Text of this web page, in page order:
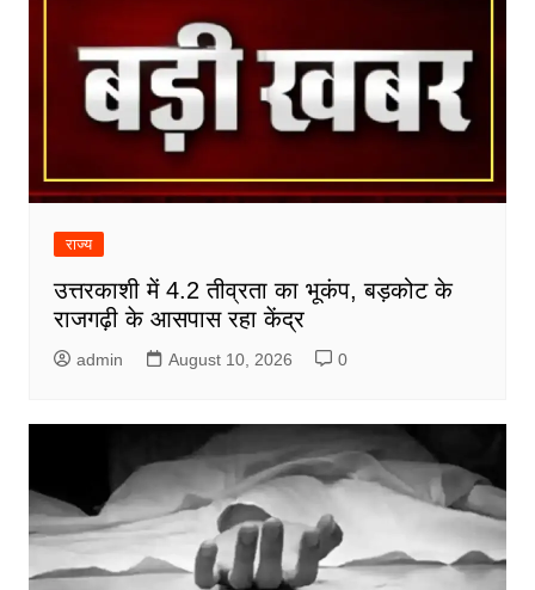
राज्य
उत्तरकाशी में 4.2 तीव्रता का भूकंप, बड़कोट के
राजगढ़ी के आसपास रहा केंद्र
admin August 10, 2026 0